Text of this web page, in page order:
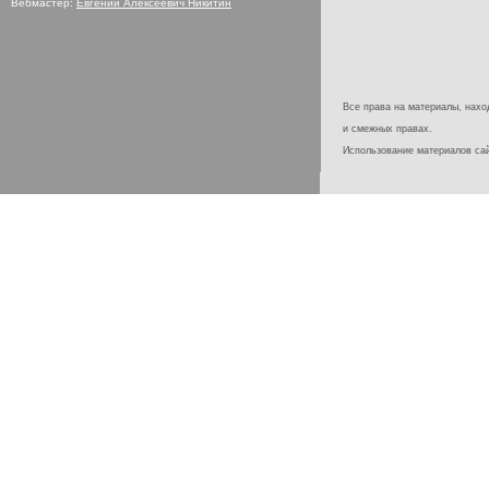
Вебмастер: Евгений Алексеевич Никитин
Все права на материалы,
и смежных правах.
Использование материалов